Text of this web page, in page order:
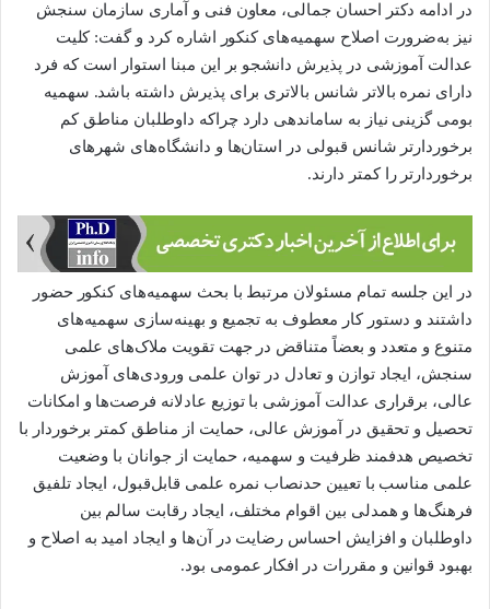
در ادامه دکتر احسان جمالی، معاون فنی و آماری سازمان سنجش
نیز به‌ضرورت اصلاح سهمیه‌های کنکور اشاره کرد و گفت: کلیت
عدالت آموزشی در پذیرش دانشجو بر این مبنا استوار است که فرد
دارای نمره بالاتر شانس بالاتری برای پذیرش داشته باشد. سهمیه
بومی گزینی نیاز به ساماندهی دارد چراکه داوطلبان مناطق کم
برخوردارتر شانس قبولی در استان‌ها و دانشگاه‌های شهرهای
برخوردارتر را کمتر دارند.
در این جلسه تمام مسئولان مرتبط با بحث سهمیه‌های کنکور حضور
داشتند و دستور کار معطوف به تجمیع و بهینه‌سازی سهمیه‌های
متنوع و متعدد و بعضاً متناقض در جهت تقویت ملاک‌های علمی
سنجش، ایجاد توازن و تعادل در توان علمی ورودی‌های آموزش
عالی، برقراری عدالت آموزشی با توزیع عادلانه فرصت‌ها و امکانات
تحصیل و تحقیق در آموزش عالی، حمایت از مناطق کمتر برخوردار با
تخصیص هدفمند ظرفیت و سهمیه، حمایت از جوانان با وضعیت
علمی مناسب با تعیین حدنصاب نمره علمی قابل‌قبول، ایجاد تلفیق
فرهنگ‌ها و همدلی بین اقوام مختلف، ایجاد رقابت سالم بین
داوطلبان و افزایش احساس رضایت در آن‌ها و ایجاد امید به اصلاح و
بهبود قوانین و مقررات در افکار عمومی بود.